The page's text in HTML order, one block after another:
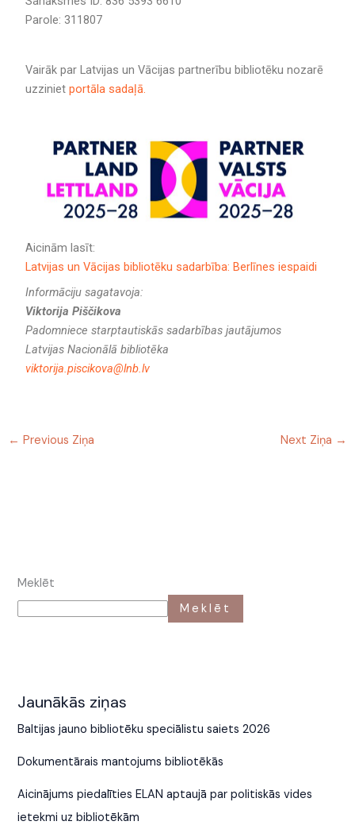
Parole: 311807
Vairāk par Latvijas un Vācijas partnerību bibliotēku nozarē
uzzinietportāla sadaļā.
Aicinām lasīt:
Latvijas un Vācijas bibliotēku sadarbība: Berlīnes iespaidi
Informāciju sagatavoja:
Viktorija Piščikova
Padomniece starptautiskās sadarbības jautājumos
Latvijas Nacionālā bibliotēka
viktorija.piscikova@lnb.lv
← Previous Ziņa Next Ziņa →
Meklēt
Meklēt
Jaunākās ziņas
Baltijas jauno bibliotēku speciālistu saiets 2026
Dokumentārais mantojums bibliotēkās
Aicinājums piedalīties ELAN aptaujā par politiskās vides
ietekmi uz bibliotēkām